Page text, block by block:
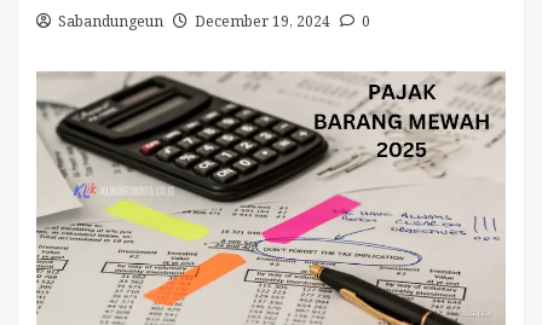
Sabandungeun December 19, 2024 0